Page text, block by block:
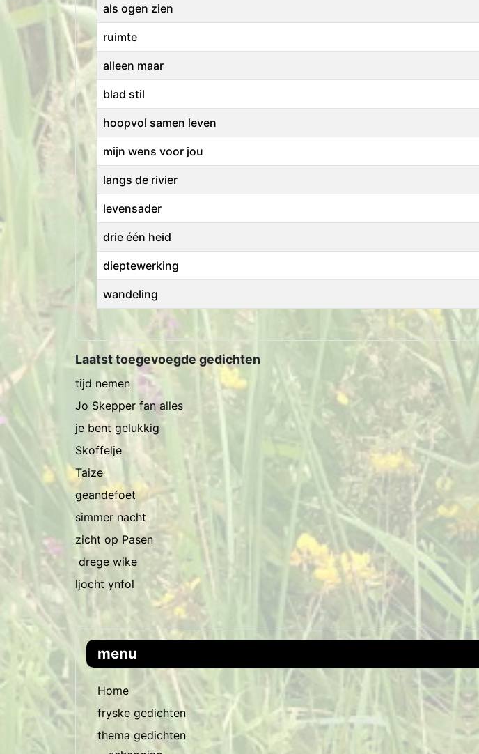
menu
Home
fryske gedichten
thema gedichten
Artikelen
als ogen zien
ruimte
alleen maar
blad stil
hoopvol samen leven
mijn wens voor jou
langs de rivier
levensader
drie één heid
dieptewerking
wandeling
Laatst toegevoegde gedichten
tijd nemen
Jo Skepper fan alles
je bent gelukkig
Skoffelje
Taize
geandefoet
simmer nacht
zicht op Pasen
drege wike
ljocht ynfol